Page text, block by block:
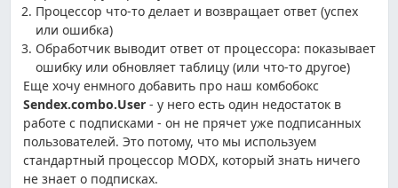
Процессор что-то делает и возвращает ответ (успех
или ошибка)
Обработчик выводит ответ от процессора: показывает
ошибку или обновляет таблицу (или что-то другое)
Еще хочу енмного добавить про наш комбобокс
Sendex.combo.User- у него есть один недостаток в
работе с подписками - он не прячет уже подписанных
пользователей. Это потому, что мы используем
стандартный процессор MODX, который знать ничего
не знает о подписках.